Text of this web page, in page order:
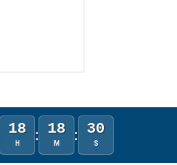
18
H : 18
M : 30
S